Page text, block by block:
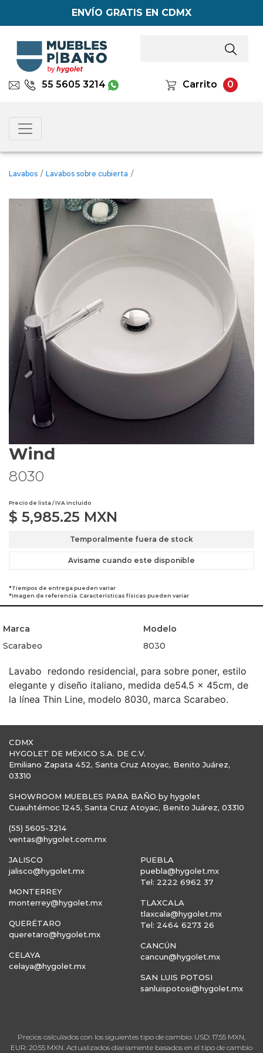
ENVÍO GRATIS EN CDMX
55 5605 3214 Carrito 0
Lavabos / Lavabos sobre cubierta /
Wind
8030
Precio de lista / IVA incluido
$ 5,985.25 MXN
Temporalmente fuera de stock
Avisame cuando este disponible
*Tiempos de entrega pueden variar
*Imagen de referencia. Características físicas pueden variar
Marca
Modelo
Scarabeo
8030
Lavabo redondo residencial, para sobre poner, estilo
elegante y diseño italiano, medida de54.5 x 45cm, de
la línea Thin Line, modelo 8030, marca Scarabeo.
CDMX
HYGOLET DE MÉXICO S.A. DE C.V.
Emiliano Zapata 452, Santa Cruz Atoyac, Benito Juárez,
03310
SHOWROOM MUEBLES PARA BAÑO by hygolet
Cuauhtémoc 1245, Santa Cruz Atoyac, Benito Juárez, 03310
(55) 5605-3214
ventas@hygolet.com.mx
JALISCO
jalisco@hygolet.mx
MONTERREY
monterrey@hygolet.mx
QUERÉTARO
queretaro@hygolet.mx
CELAYA
celaya@hygolet.mx
PUEBLA
puebla@hygolet.mx
Tel: 2222 6962 37
TLAXCALA
tlaxcala@hygolet.mx
Tel: 2464 6273 26
CANCÚN
cancun@hygolet.mx
SAN LUIS POTOSI
sanluispotosi@hygolet.mx
Precios calculados con los siguientes tipo de cambio: USD: 17.55 MXN,
EUR: 20.55 MXN. Actualizados diariamente basados en el tipo de cambio